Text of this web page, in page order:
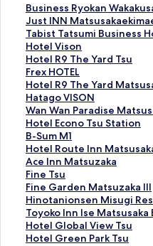
Business Ryokan
B
u
s
i
n
e
s
s
R
y
o
k
a
n
W
a
k
a
k
Just INN
J
u
s
t
I
N
N
M
a
t
s
u
s
a
k
a
e
k
Tabist Tatsumi Business
T
a
b
i
s
t
T
a
t
s
u
m
i
B
u
s
i
Hotel Vison
H
o
t
e
l
V
i
s
o
n
の
ペ
ー
ジ
を
開
Hotel R9 The Yard Tsu
H
o
t
e
l
R
9
T
h
e
Y
a
r
d
T
Frex HOTEL
F
r
e
x
H
O
T
E
L
の
ペ
ー
ジ
を
Hotel R9 The Yard
H
o
t
e
l
R
9
T
h
e
Y
a
r
Hatago VISON
H
a
t
a
g
o
V
I
S
O
N
の
Wan Wan Paradise
W
a
n
W
a
n
P
a
r
a
d
Hotel Econo Tsu Station
H
o
t
e
l
E
c
o
n
o
B-Sum M1
B
-
S
u
m
M
1
の
ペ
Hotel Route Inn
H
o
t
e
l
R
o
u
Ace Inn Matsuzaka
A
c
e
I
n
n
M
Fine Tsu
F
i
n
e
T
s
Fine Garden Matsuzaka III
F
i
n
e
G
Hinotanionsen Misugi
H
i
n
o
Toyoko Inn Ise Matsusaka
T
o
y
Hotel Global View Tsu
H
o
Hotel Green Park Tsu
H